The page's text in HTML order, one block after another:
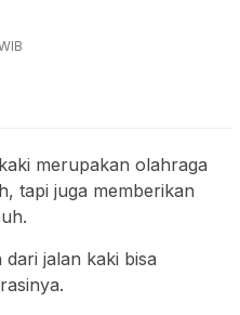
merupakan olahraga
tapi juga memberikan
jalan kaki bisa